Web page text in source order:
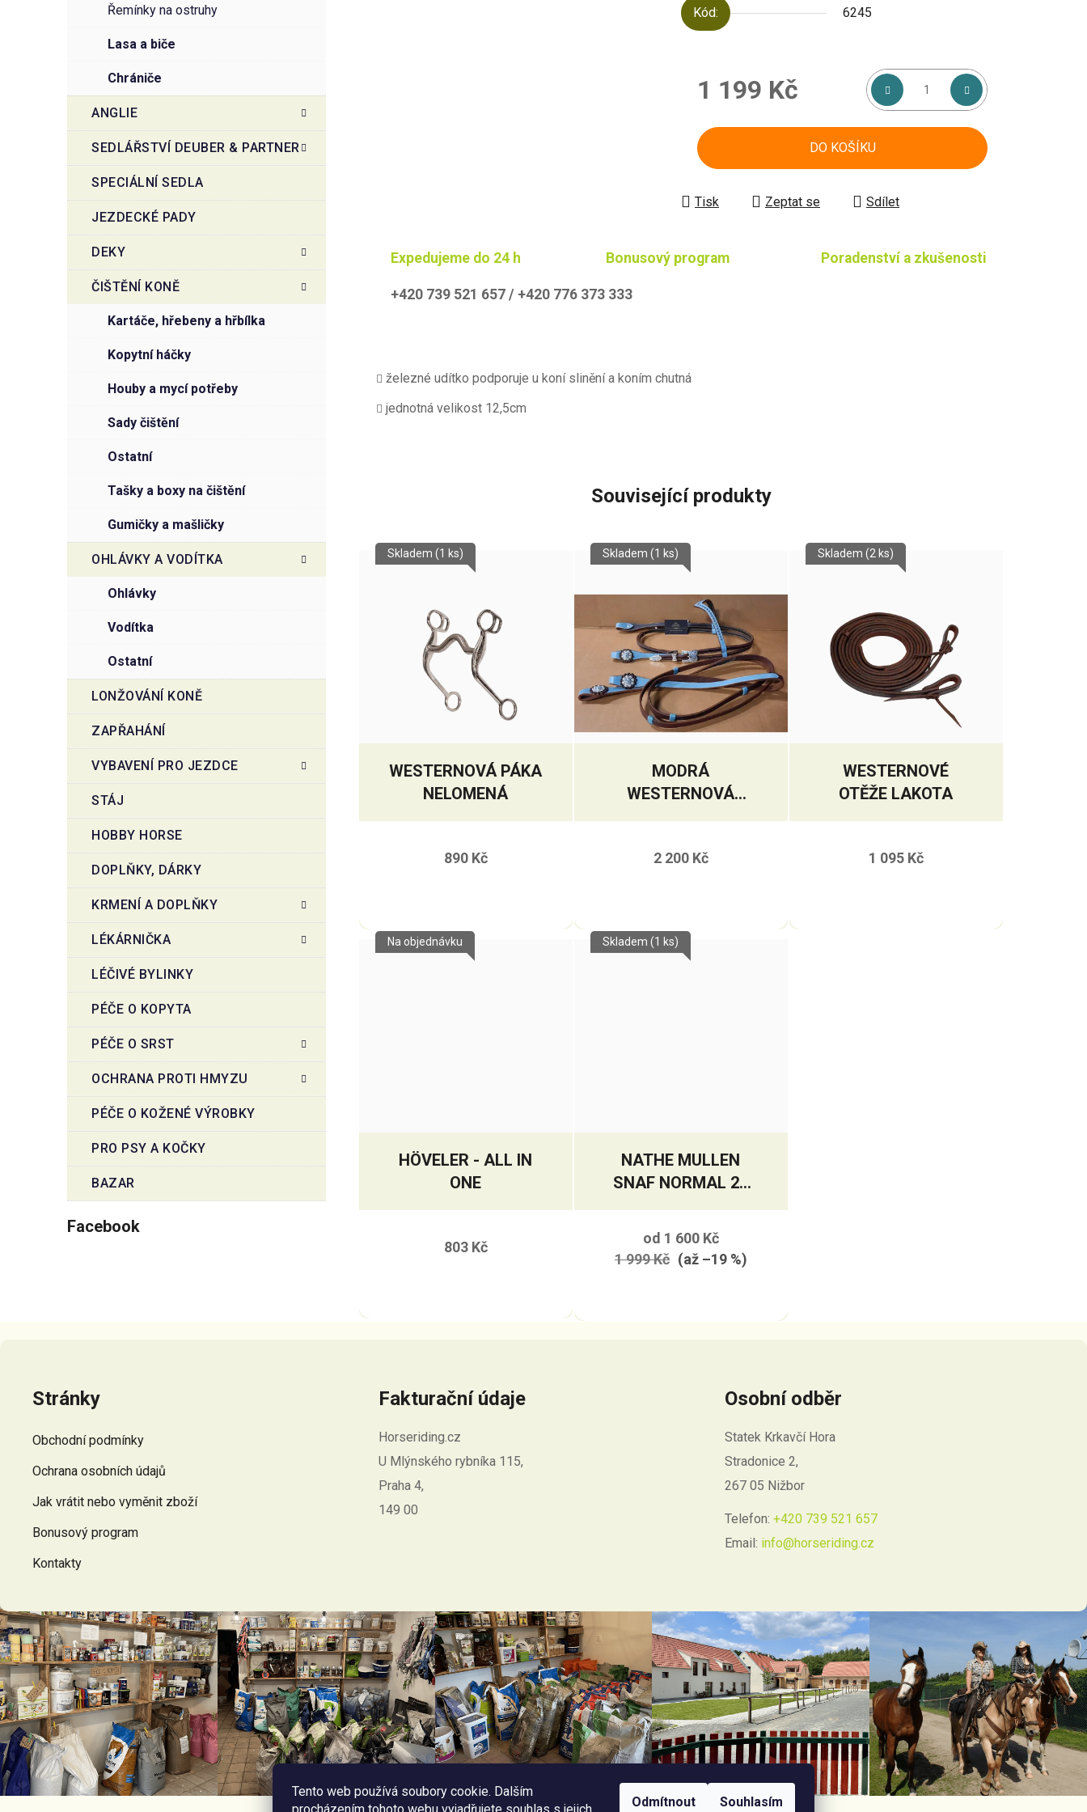
Tento web používá soubory cookie. Dalším
Odmítnout Souhlasím
řemínky na ostruhy
lasa a biče
chrániče
ANGLIE
SEDLÁŘSTVÍ DEUBER & PARTNER
SPECIÁLNÍ SEDLA
JEZDECKÉ PADY
DEKY
ČIŠTĚNÍ KONĚ
kartáče, hřebeny a hřbílka
kopytní háčky
houby a mycí potřeby
sady čištění
ostatní
tašky a boxy na čištění
gumičky a mašličky
OHLÁVKY A VODÍTKA
ohlávky
vodítka
ostatní
LONŽOVÁNÍ KONĚ
ZAPŘAHÁNÍ
VYBAVENÍ PRO JEZDCE
STÁJ
HOBBY HORSE
DOPLŇKY, DÁRKY
KRMENÍ A DOPLŇKY
LÉKÁRNIČKA
LÉČIVÉ BYLINKY
PÉČE O KOPYTA
PÉČE O SRST
OCHRANA PROTI HMYZU
PÉČE O KOŽENÉ VÝROBKY
PRO PSY A KOČKY
BAZAR
Facebook
Kód: 6245
1 199 Kč
DO KOŠÍKU
Tisk Zeptat se Sdílet
Expedujeme do 24 h Bonusový program Poradenství a zkušenosti
+420 739 521 657 / +420 776 373 333
železné udítko podporuje u koní slinění a koním chutná
jednotná velikost 12,5cm
Související produkty
WESTERNOVÁ PÁKA
NELOMENÁ
Skladem (1 ks)
890 Kč
MODRÁ
WESTERNOVÁ
UZDEČKA S
Skladem (1 ks)
2 200 Kč
WESTERNOVÉ
OTĚŽE LAKOTA
Skladem (2 ks)
1 095 Kč
HÖVELER - ALL IN
ONE
Na objednávku
803 Kč
NATHE MULLEN
SNAF NORMAL 20
Skladem (1 ks)
od 1 600 Kč
1 999 Kč (až –19 %)
Stránky
Obchodní podmínky
Ochrana osobních údajů
Jak vrátit nebo vyměnit zboží
Bonusový program
Kontakty
Fakturační údaje
Horseriding.cz
U Mlýnského rybníka 115,
Praha 4,
149 00
Osobní odběr
Statek Krkavčí Hora
Stradonice 2,
267 05 Nižbor
Telefon: +420 739 521 657
Email: info@horseriding.cz